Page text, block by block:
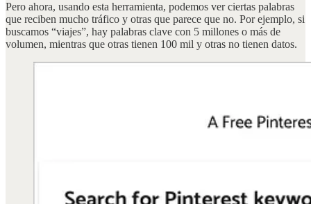
Pero ahora, usando esta herramienta, podemos ver ciertas palabras
que reciben mucho tráfico y otras que parece que no. Por ejemplo, si
buscamos “viajes”, hay palabras clave con 5 millones o más de
volumen, mientras que otras tienen 100 mil y otras no tienen datos.